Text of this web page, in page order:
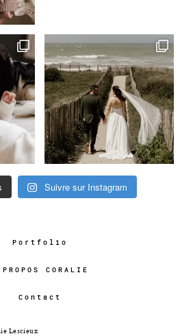
Suivre sur Instagram
Portfolio
CORALIE
Contact
Lescieux